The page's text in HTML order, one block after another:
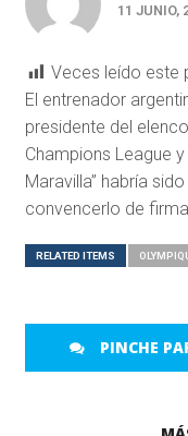
11 JUNIO,
Veces leído este
El entrenador
presidente del
Champions League
Maravilla” habría
convencerlo de
RELATED ITEMS
PINCHE